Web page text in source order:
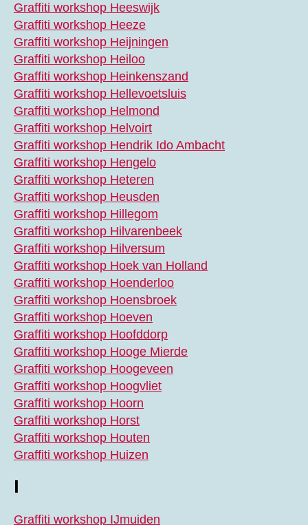
Graffiti workshop Heeswijk
Graffiti workshop Heeze
Graffiti workshop Heijningen
Graffiti workshop Heiloo
Graffiti workshop Heinkenszand
Graffiti workshop Hellevoetsluis
Graffiti workshop Helmond
Graffiti workshop Helvoirt
Graffiti workshop Hendrik Ido Ambacht
Graffiti workshop Hengelo
Graffiti workshop Heteren
Graffiti workshop Heusden
Graffiti workshop Hillegom
Graffiti workshop Hilvarenbeek
Graffiti workshop Hilversum
Graffiti workshop Hoek van Holland
Graffiti workshop Hoenderloo
Graffiti workshop Hoensbroek
Graffiti workshop Hoeven
Graffiti workshop Hoofddorp
Graffiti workshop Hooge Mierde
Graffiti workshop Hoogeveen
Graffiti workshop Hoogvliet
Graffiti workshop Hoorn
Graffiti workshop Horst
Graffiti workshop Houten
Graffiti workshop Huizen
I
Graffiti workshop IJmuiden